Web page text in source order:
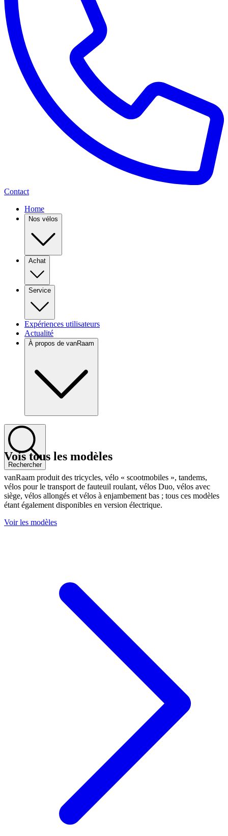
Contact
Home
Nos vélos
Achat
Service
Expériences utilisateurs
Actualité
À propos de vanRaam
Rechercher
Vois tous les modèles
vanRaam produit des tricycles, vélo « scootmobiles », tandems,
vélos pour le transport de fauteuil roulant, vélos Duo, vélos avec
siège, vélos allongés et vélos à enjambement bas ; tous ces modèles
étant également disponibles en version électrique.
Voir les modèles